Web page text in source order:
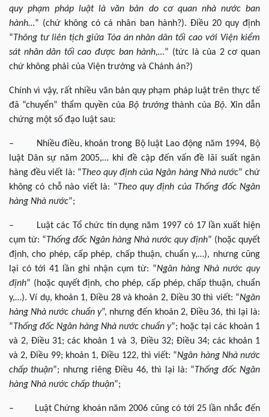
quy phạm pháp luật là văn bản do cơ quan nhà nước ban
hành…” (chứ không có cá nhân ban hành?). Điều 20 quy định
“Thông tư liên tịch giữa Tòa án nhân dân tối cao với Viện kiểm
sát nhân dân tối cao được ban hành,…” (tức là của 2 cơ quan
chứ không phải của Viện trưởng và Chánh án?)
Chính vì vậy, rất nhiều văn bản quy phạm pháp luật trên thực tế
đã “chuyển” thẩm quyền củaBộ trưởngthành củaBộ. Xin dẫn
chứng một số đạo luật sau:
– Nhiều điều, khoản trong Bộ luật Lao động năm 1994, Bộ
luật Dân sự năm 2005,… khi đề cập đến vấn đề lãi suất ngân
hàng đều viết là: “Theo quy định của Ngân hàng Nhà nước” chứ
không có chỗ nào viết là: “Theo quy định của Thống đốc Ngân
hàng Nhà nước”;
– Luật các Tổ chức tín dụng năm 1997 có 17 lần xuất hiện
cụm từ: “Thống đốc Ngân hàng Nhà nước quy định” (hoặc quyết
định, cho phép, cấp phép, chấp thuận, chuẩn y,…), nhưng cũng
lại có tới 41 lần ghi nhận cụm từ: “Ngân hàng Nhà nước quy
định” (hoặc quyết định, cho phép, cấp phép, chấp thuận, chuẩn
y,…). Ví dụ, khoản 1, Điều 28 và khoản 2, Điều 30 thì viết: “Ngân
hàng Nhà nước chuẩn y”, nhưng đến khoản 2, Điều 36, thì lại là:
“Thống đốc Ngân hàng Nhà nước chuẩn y”; hoặc tại các khoản 1
và 2, Điều 31; các khoản 1 và 3, Điều 32; Điều 34; các khoản 1
và 2, Điều 99; khoản 1, Điều 122, thì viết: “Ngân hàng Nhà nước
chấp thuận”; nhưng riêng Điều 46, thì lại là: “Thống đốc Ngân
hàng Nhà nước chấp thuận”;
– Luật Chứng khoán năm 2006 cũng có tới 25 lần nhắc đến